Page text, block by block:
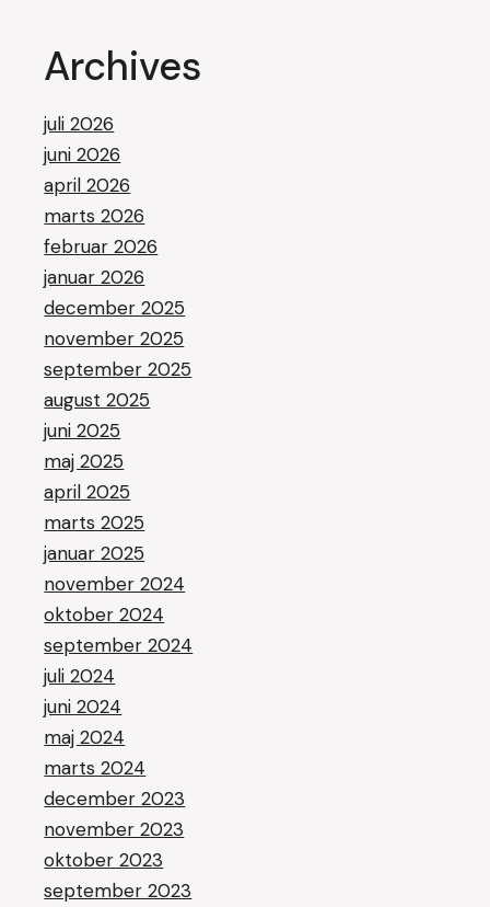
Archives
juli 2026
juni 2026
april 2026
marts 2026
februar 2026
januar 2026
december 2025
november 2025
september 2025
august 2025
juni 2025
maj 2025
april 2025
marts 2025
januar 2025
november 2024
oktober 2024
september 2024
juli 2024
juni 2024
maj 2024
marts 2024
december 2023
november 2023
oktober 2023
september 2023